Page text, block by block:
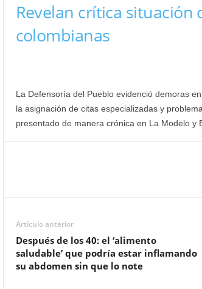
Revelan crítica
colombianas
La Defensoría del Pueblo evidenció demoras
la asignación de citas especializadas y
presentado de manera crónica en La Modelo y
Artículo anterior
Después de los 40: el ‘alimento
saludable’ que podría estar inflamando
su abdomen sin que lo note